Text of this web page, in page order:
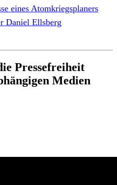
eines Atomkriegsplaners
Daniel Ellsberg
Pressefreiheit
Medien